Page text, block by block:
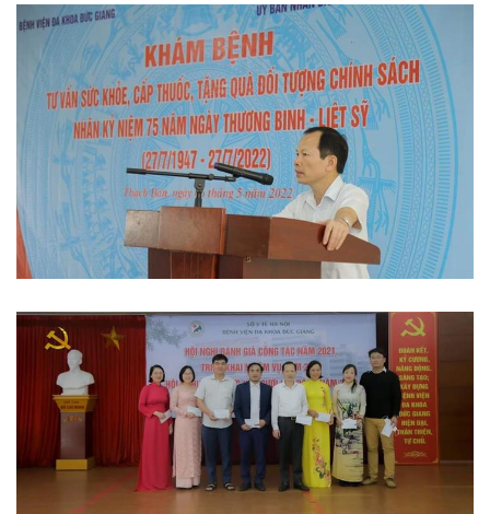
Thi đua khen thưởng
Hoạt động đoàn thể